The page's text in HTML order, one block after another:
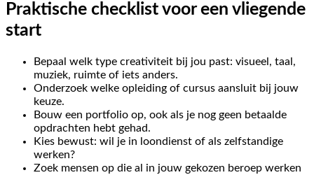
Praktische checklist voor een vliegende
start
Bepaal welk type creativiteit bij jou past: visueel, taal,
muziek, ruimte of iets anders.
Onderzoek welke opleiding of cursus aansluit bij jouw
keuze.
Bouw een portfolio op, ook als je nog geen betaalde
opdrachten hebt gehad.
Kies bewust: wil je in loondienst of als zelfstandige
werken?
Zoek mensen op die al in jouw gekozen beroep werken